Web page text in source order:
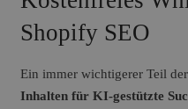
Shopify SEO
Ein immer wichtigerer Teil
Inhalten für KI-gestützte